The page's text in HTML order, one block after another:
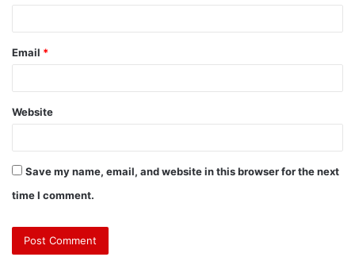
Email *
Website
Save my name, email, and website in this browser for the next
time I comment.